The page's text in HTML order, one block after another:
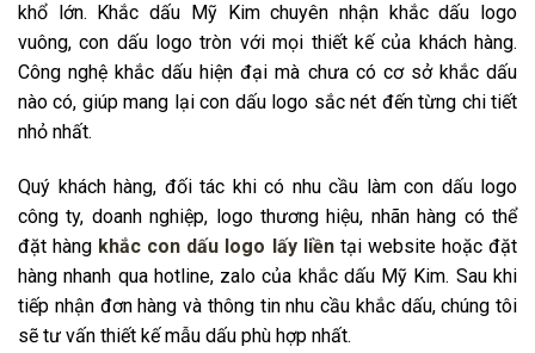
khổ lớn. Khắc dấu Mỹ Kim chuyên nhận khắc dấu logo
vuông, con dấu logo tròn với mọi thiết kế của khách hàng.
Công nghệ khắc dấu hiện đại mà chưa có cơ sở khắc dấu
nào có, giúp mang lại con dấu logo sắc nét đến từng chi tiết
nhỏ nhất.
Quý khách hàng, đối tác khi có nhu cầu làm con dấu logo
công ty, doanh nghiệp, logo thương hiệu, nhãn hàng có thể
đặt hàng khắc con dấu logo lấy liềntại website hoặc đặt
hàng nhanh qua hotline, zalo của khắc dấu Mỹ Kim. Sau khi
tiếp nhận đơn hàng và thông tin nhu cầu khắc dấu, chúng tôi
sẽ tư vấn thiết kế mẫu dấu phù hợp nhất.